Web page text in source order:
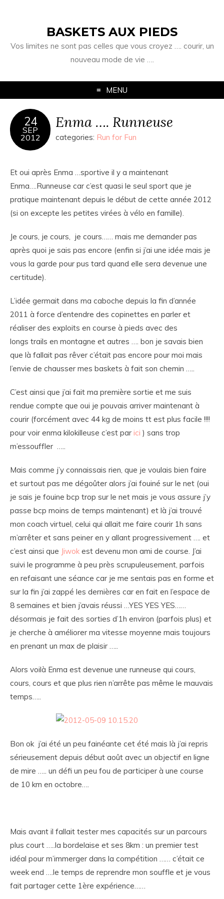
BASKETS AUX PIEDS
Vos limites ne sont pas celles que vous croyez …. courir, un
nouveau mode de vie ….
MENU
24
SEP
2012
Enma …. Runneuse
categories: Run for Fun
Et oui après Enma …sportive il y a maintenant
Enma….Runneuse car c’est quasi le seul sport que je
pratique maintenant depuis le début de cette année 2012
(si on excepte les petites virées à vélo en famille).
Je cours, je cours, je cours…… mais me demander pas
après quoi je sais pas encore (enfin si j’ai une idée mais je
vous la garde pour pus tard quand elle sera devenue une
certitude).
L’idée germait dans ma caboche depuis la fin d’année
2011 à force d’entendre des copinettes en parler et
réaliser des exploits en course à pieds avec des
longs trails en montagne et autres …. bon je savais bien
que là fallait pas rêver c’était pas encore pour moi mais
l’envie de chausser mes baskets à fait son chemin …..
C’est ainsi que j’ai fait ma première sortie et me suis
rendue compte que oui je pouvais arriver maintenant à
courir (forcément avec 44 kg de moins tt est plus facile !!!!
pour voir enma kilokilleuse c’est par ici ) sans trop
m’essouffler …..
Mais comme j’y connaissais rien, que je voulais bien faire
et surtout pas me dégoûter alors j’ai fouiné sur le net (oui
je sais je fouine bcp trop sur le net mais je vous assure j’y
passe bcp moins de temps maintenant) et là j’ai trouvé
mon coach virtuel, celui qui allait me faire courir 1h sans
m’arrêter et sans peiner en y allant progressivement …. et
c’est ainsi que Jiwok est devenu mon ami de course. J’ai
suivi le programme à peu près scrupuleusement, parfois
en refaisant une séance car je me sentais pas en forme et
sur la fin j’ai zappé les dernières car en fait en l’espace de
8 semaines et bien j’avais réussi …YES YES YES……
désormais je fait des sorties d’1h environ (parfois plus) et
je cherche à améliorer ma vitesse moyenne mais toujours
en prenant un max de plaisir …..
Alors voilà Enma est devenue une runneuse qui cours,
cours, cours et que plus rien n’arrête pas même le mauvais
temps…..
Bon ok j’ai été un peu fainéante cet été mais là j’ai repris
sérieusement depuis début août avec un objectif en ligne
de mire ….. un défi un peu fou de participer à une course
de 10 km en octobre….
Mais avant il fallait tester mes capacités sur un parcours
plus court …..la bordelaise et ses 8km : un premier test
idéal pour m’immerger dans la compétition …… c’était ce
week end ….le temps de reprendre mon souffle et je vous
fait partager cette 1ère expérience……